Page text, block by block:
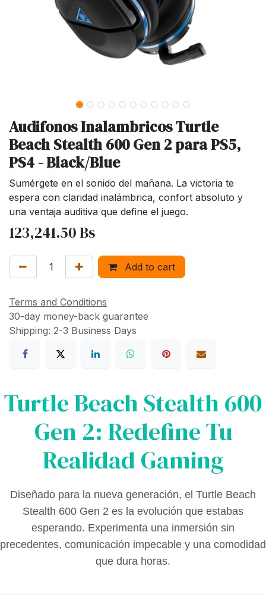
Audifonos Inalambricos Turtle
Beach Stealth 600 Gen 2 para PS5,
PS4 - Black/Blue
Sumérgete en el sonido del mañana. La victoria te
espera con claridad inalámbrica, confort absoluto y
una ventaja auditiva que define el juego.
123,241.50Bs
Add to cart
Terms and Conditions
30-day money-back guarantee
Shipping: 2-3 Business Days
Turtle Beach Stealth 600
Gen 2: Redefine Tu
Realidad Gaming
Diseñado para la nueva generación, el Turtle Beach
Stealth 600 Gen 2 es la evolución que estabas
esperando. Experimenta una inmersión sin
precedentes, comunicación impecable y una comodidad
que dura horas.